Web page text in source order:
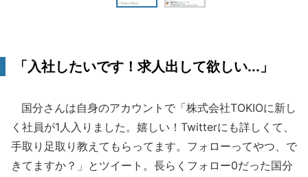
「入社したいです！求人出して欲しい...」
国分さんは自身のアカウントで「株式会社TOKIOに新し
く社員が1人入りました。嬉しい！Twitterにも詳しくて、
手取り足取り教えてもらってます。フォローってやつ、で
きてますか？」とツイート。長らくフォロー0だった国分